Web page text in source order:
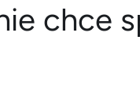
chce